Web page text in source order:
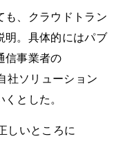
も、クラウドトラン
明。具体的にはパブ
信事業者の
社ソリューション
とした。
しいところに